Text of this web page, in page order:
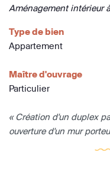
Aménagement intérieur
Type de bien
Appartement
Maître d'ouvrage
Particulier
« Création d'un duplex
ouverture d'un mur